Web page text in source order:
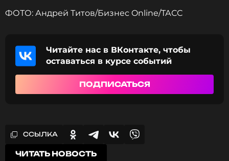
ФОТО: Андрей Титов/Бизнес Online/ТАСС
Читайте нас в ВКонтакте, чтобы
оставаться в курсе событий
ПОДПИСАТЬСЯ
ССЫЛКА
ЧИТАТЬ НОВОСТЬ